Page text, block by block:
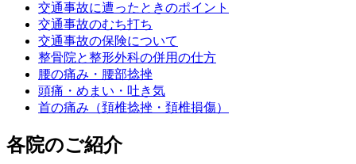
交通事故に遭ったときのポイント
交通事故のむち打ち
交通事故の保険について
整骨院と整形外科の併用の仕方
腰の痛み・腰部捻挫
頭痛・めまい・吐き気
首の痛み（頚椎捻挫・頚椎損傷）
各院のご紹介